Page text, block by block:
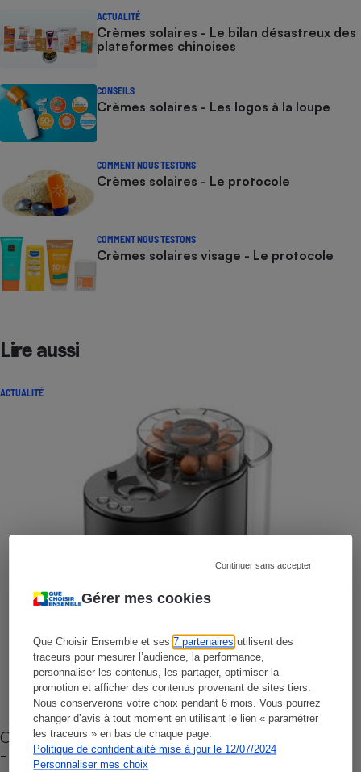
Gérer mes cookies
Que Choisir Ensemble et ses7 partenaires utilisent des
traceurs pour mesurer l’audience, la performance,
personnaliser les contenus, les partager, optimiser la
promotion et afficher des contenus provenant de sites tiers.
Nous conserverons votre choix pendant 6 mois. Vous pourrez
changer d’avis à tout moment en utilisant le lien « paramétrer
les traceurs » en bas de chaque page.
Politique de confidentialité mise à jour le 12/07/2024
Personnaliser mes choix
Continuer sans accepter
ACTUALITÉ
Crèmes solaires - Le bilan désastreux des
plateformes chinoises
CONSEILS
Crèmes solaires - Les logos à la loupe
COMMENT NOUS TESTONS
Crèmes solaires - Le protocole
COMMENT NOUS TESTONS
Crèmes solaires visage - Le protocole
Lire aussi
ACTUALITÉ
Cafetière à capsules zéro déchet CoffeeB (vidéo)
- Premières impressions